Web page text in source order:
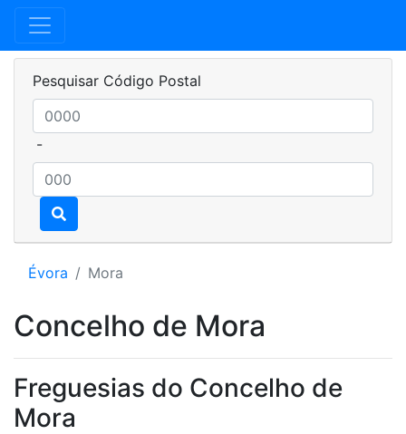
Pesquisar Código Postal
-
Évora Mora
Concelho de Mora
Freguesias do Concelho de
Mora